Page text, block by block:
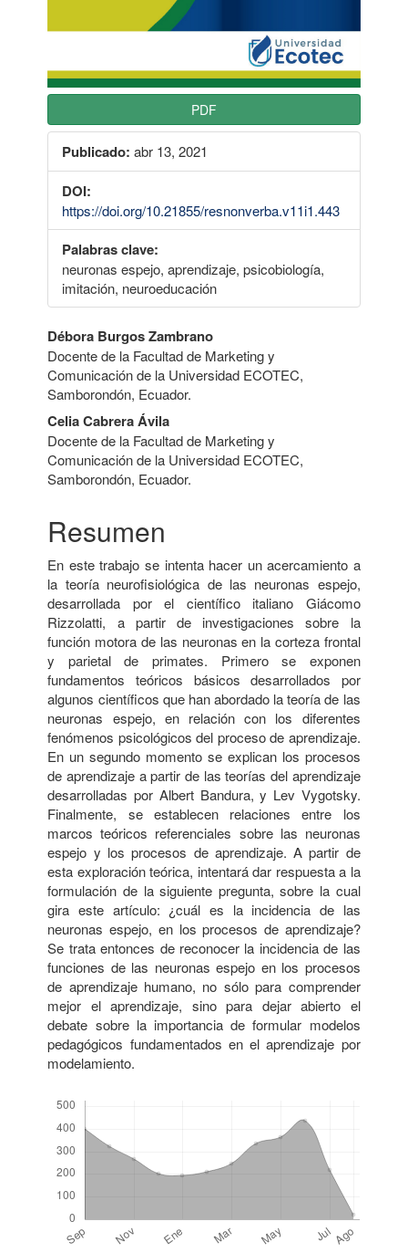
PDF
Publicado: abr 13, 2021
DOI:
https://doi.org/10.21855/resnonverba.v11i1.443
Palabras clave:
neuronas espejo, aprendizaje, psicobiología,
imitación, neuroeducación
Contenido
principal
del
artículo
Débora Burgos Zambrano
Docente de la Facultad de Marketing y
Comunicación de la Universidad ECOTEC,
Samborondón, Ecuador.
Celia Cabrera Ávila
Docente de la Facultad de Marketing y
Comunicación de la Universidad ECOTEC,
Samborondón, Ecuador.
Resumen
En este trabajo se intenta hacer un acercamiento a
la teoría neurofisiológica de las neuronas espejo,
desarrollada por el científico italiano Giácomo
Rizzolatti, a partir de investigaciones sobre la
función motora de las neuronas en la corteza frontal
y parietal de primates. Primero se exponen
fundamentos teóricos básicos desarrollados por
algunos científicos que han abordado la teoría de las
neuronas espejo, en relación con los diferentes
fenómenos psicológicos del proceso de aprendizaje.
En un segundo momento se explican los procesos
de aprendizaje a partir de las teorías del aprendizaje
desarrolladas por Albert Bandura, y Lev Vygotsky.
Finalmente, se establecen relaciones entre los
marcos teóricos referenciales sobre las neuronas
espejo y los procesos de aprendizaje. A partir de
esta exploración teórica, intentará dar respuesta a la
formulación de la siguiente pregunta, sobre la cual
gira este artículo: ¿cuál es la incidencia de las
neuronas espejo, en los procesos de aprendizaje?
Se trata entonces de reconocer la incidencia de las
funciones de las neuronas espejo en los procesos
de aprendizaje humano, no sólo para comprender
mejor el aprendizaje, sino para dejar abierto el
debate sobre la importancia de formular modelos
pedagógicos fundamentados en el aprendizaje por
modelamiento.